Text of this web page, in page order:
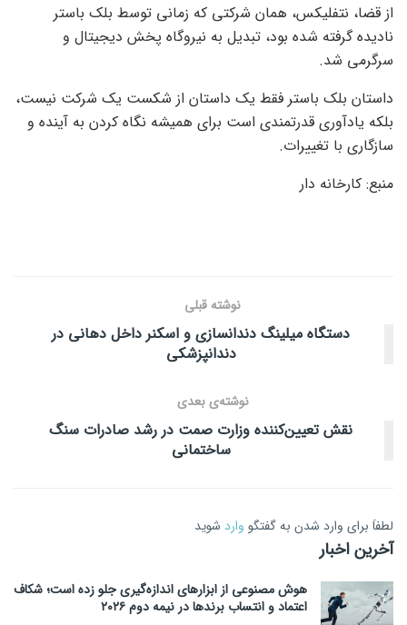
از قضا، نتفلیکس، همان شرکتی که زمانی توسط بلک باستر
نادیده گرفته شده بود، تبدیل به نیروگاه پخش دیجیتال و
سرگرمی شد.
داستان بلک باستر فقط یک داستان از شکست یک شرکت نیست،
بلکه یادآوری قدرتمندی است برای همیشه نگاه کردن به آینده و
سازگاری با تغییرات.
منبع: کارخانه دار
نوشته قبلی
دستگاه میلینگ دندانسازی و اسکنر داخل دهانی در
دندانپزشکی
نوشته‌ی بعدی
نقش تعیین‏‏‌کننده وزارت صمت در رشد صادرات سنگ
ساختمانی
لطفاَ برای وارد شدن به گفتگو وارد شوید
آخرین اخبار
هوش مصنوعی از ابزارهای اندازه‌گیری جلو زده است؛ شکاف
اعتماد و انتساب برندها در نیمه دوم ۲۰۲۶